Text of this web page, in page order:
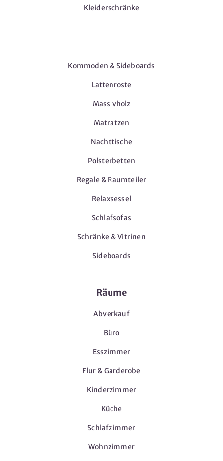
Kleiderschränke
Kommoden & Sideboards
Lattenroste
Massivholz
Matratzen
Nachttische
Polsterbetten
Regale & Raumteiler
Relaxsessel
Schlafsofas
Schränke & Vitrinen
Sideboards
Räume
Abverkauf
Büro
Esszimmer
Flur & Garderobe
Kinderzimmer
Küche
Schlafzimmer
Wohnzimmer